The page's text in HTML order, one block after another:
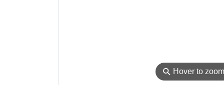
⚲ Hover to zoom